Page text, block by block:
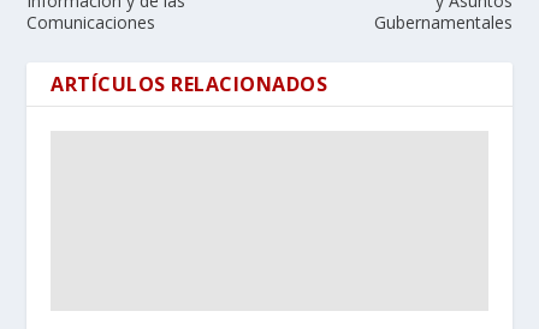
Comunicaciones
Gubernamentales
ARTÍCULOS RELACIONADOS